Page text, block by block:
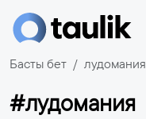
Басты бет лудомания
#лудомания